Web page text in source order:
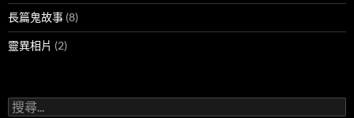
長篇鬼故事 (8)
靈異相片 (2)
搜